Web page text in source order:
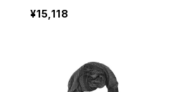
25298-2R351-00020 メ
ンズ ブラック マフラー
¥15,118